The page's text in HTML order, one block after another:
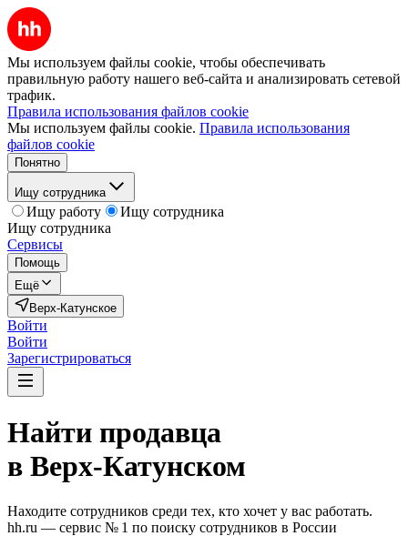
Мы используем файлы cookie, чтобы обеспечивать
правильную работу нашего веб-сайта и анализировать сетевой
трафик.
Правила использования файлов cookie
Мы используем файлы cookie. Правила использования
файлов cookie
Понятно
Ищу сотрудника
Ищу работу
Ищу сотрудника
Ищу сотрудника
Сервисы
Помощь
Ещё
Верх-Катунское
Войти
Войти
Зарегистрироваться
Найти продавца
в Верх-Катунском
Находите сотрудников среди тех, кто хочет у вас работать.
hh.ru — сервис № 1 по поиску сотрудников в России